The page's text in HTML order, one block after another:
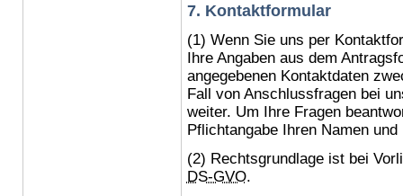
7. Kontaktformular
(1) Wenn Sie uns per
Ihre Angaben aus dem
angegebenen Kontaktdaten
Fall von Anschlussfragen bei
weiter. Um Ihre Fragen
Pflichtangabe Ihren Namen
(2) Rechtsgrundlage ist bei
DS-GVO.